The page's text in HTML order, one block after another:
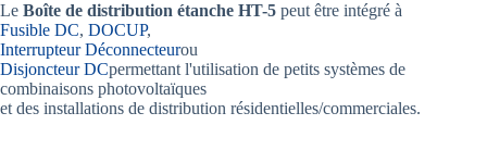
Le Boîte de distribution étanche HT-5 peut être intégré à
Fusible DC, DOCUP,
Interrupteur Déconnecteurou
Disjoncteur DCpermettant l'utilisation de petits systèmes de
combinaisons photovoltaïques
et des installations de distribution résidentielles/commerciales.